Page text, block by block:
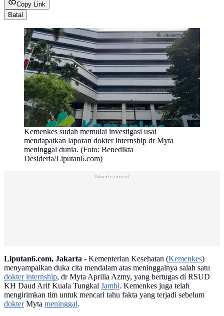
Copy Link
Batal
Kemenkes sudah memulai investigasi usai
mendapatkan laporan dokter internship dr Myta
meninggal dunia. (Foto: Benedikta
Desideria/Liputan6.com)
Advertisement
Liputan6.com, Jakarta - Kementerian Kesehatan (Kemenkes)
menyampaikan duka cita mendalam atas meninggalnya salah satu
dokter internship, dr Myta Aprilia Azmy, yang bertugas di RSUD
KH Daud Arif Kuala Tungkal Jambi. Kemenkes juga telah
mengirimkan tim untuk mencari tahu fakta yang terjadi sebelum
dokterMyta meninggal.